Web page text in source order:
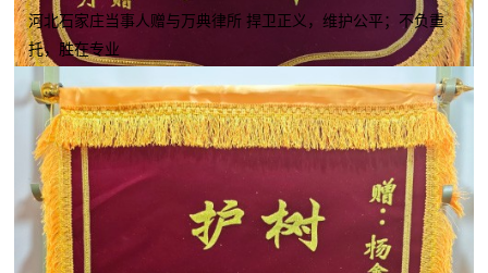
河北石家庄当事人赠与万典律所 捍卫正义，维护公平；不负重
托，胜在专业